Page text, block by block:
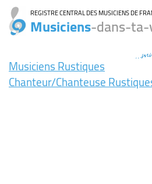
REGISTRE CENTRAL DES MUSICIENS DE
Musiciens-dans-
Musiciens Rustiques
Chanteur/Chanteuse